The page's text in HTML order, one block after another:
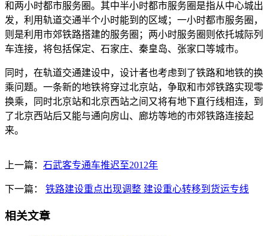
和两小时都市服务圈。其中半小时都市服务圈是指从中心城出
发，利用轨道交通半个小时能到的区域；一小时都市服务圈，
则是利用市郊铁路搭建的服务圈；两小时服务圈则依托城际列
车连接，将包括保定、石家庄、秦皇岛、张家口等城市。
同时，在轨道交通建设中，设计者也考虑到了铁路和地铁的换
乘问题。一条新的地铁将穿过北京站，争取和市郊铁路实现零
换乘，同时北京站和北京西站之间又将有地下直行线相连，到
了北京西站后又能与通向房山、廊坊等地的市郊铁路连接起
来。
上一篇： 石武客专通车推迟至2012年
下一篇： 铁路建设重点出现调整 建设重心转移到货运专线
相关文章